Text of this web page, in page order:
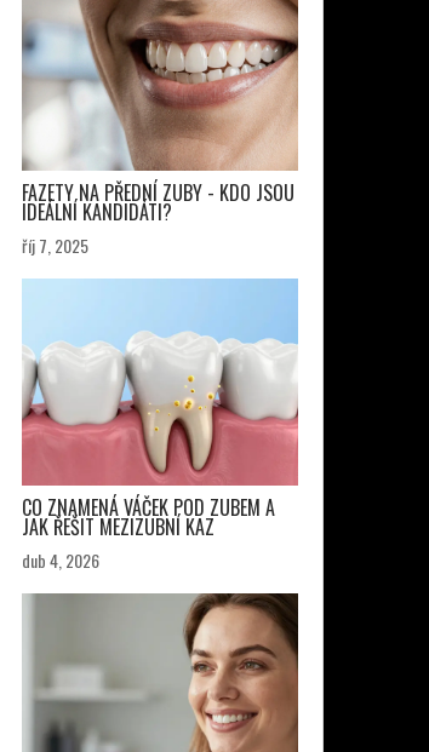
FAZETY NA PŘEDNÍ ZUBY - KDO JSOU
IDEÁLNÍ KANDIDÁTI?
říj 7, 2025
CO ZNAMENÁ VÁČEK POD ZUBEM A
JAK ŘEŠIT MEZIZUBNÍ KAZ
dub 4, 2026